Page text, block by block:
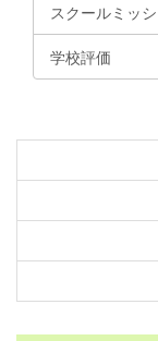
スクールミッ
学校評価